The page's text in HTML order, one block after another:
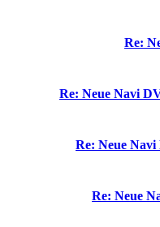
Re:
Re: Neue Navi
Re: Neue
Re: Neue